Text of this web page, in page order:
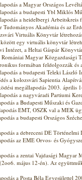
a Magyar Országos
a budapesti Ybl Miklós
a heidelbergi Arbeitskreis
Akadémia és az
Virtuális Könyvtár
egy virtuális könyvtár
Intézet, a Heltai Gáspár
Magyar Közgazdasági
formában feldolgozzák
a budapesti Teleki László
kolozsvári Sapientia
megállapodás 2003. április
a nagyváradi Partiumi
a Budapesti Műszaki és
EMT, OSZK val a MEK
a budapesti Országos
a debreceni DE Történelmi
az EME Orvos- és
a zentai Vajdasági Magyar
május 12-én). Az
a Posta Béla Egyesülettel